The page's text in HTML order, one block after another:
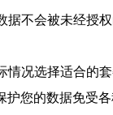
不会被未经授权
况选择适合的套
您的数据免受